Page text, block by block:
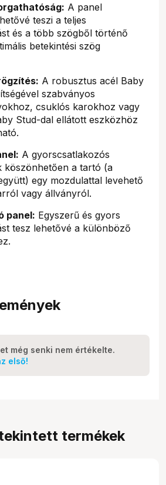
A panel
teszi a teljes
és a több szögből történő
betekintési szög
A robusztus acél Baby
szabványos
csuklós karokhoz vagy
Stud-dal ellátott eszközhöz
A gyorscsatlakozós
köszönhetően a tartó (a
egy mozdulattal levehető
vagy állványról.
panel: Egyszerű és gyors
tesz lehetővé a különböző
még senki nem értékelte.
első!
termékek